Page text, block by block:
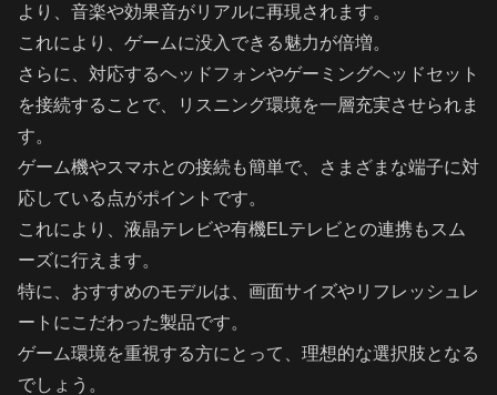
より、音楽や効果音がリアルに再現されます。
これにより、ゲームに没入できる魅力が倍増。
さらに、対応するヘッドフォンやゲーミングヘッドセット
を接続することで、リスニング環境を一層充実させられま
す。
ゲーム機やスマホとの接続も簡単で、さまざまな端子に対
応している点がポイントです。
これにより、液晶テレビや有機ELテレビとの連携もスム
ーズに行えます。
特に、おすすめのモデルは、画面サイズやリフレッシュレ
ートにこだわった製品です。
ゲーム環境を重視する方にとって、理想的な選択肢となる
でしょう。